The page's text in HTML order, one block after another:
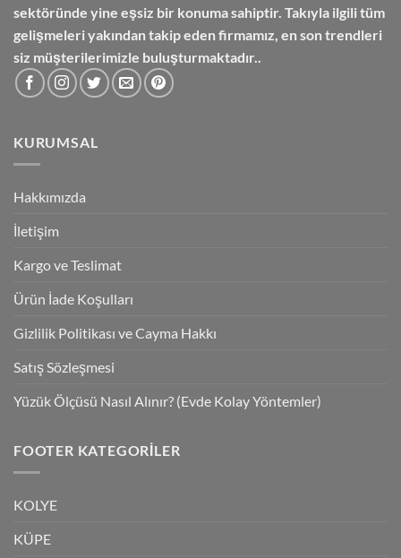
sektöründe yine eşsiz bir konuma sahiptir. Takıyla ilgili tüm
gelişmeleri yakından takip eden firmamız, en son trendleri
siz müşterilerimizle buluşturmaktadır..
KURUMSAL
Hakkımızda
İletişim
Kargo ve Teslimat
Ürün İade Koşulları
Gizlilik Politikası ve Cayma Hakkı
Satış Sözleşmesi
Yüzük Ölçüsü Nasıl Alınır? (Evde Kolay Yöntemler)
FOOTER KATEGORILER
KOLYE
KÜPE